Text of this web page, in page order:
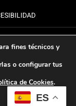
ES
fines técnicos y
o configurar tus
de Cookies.